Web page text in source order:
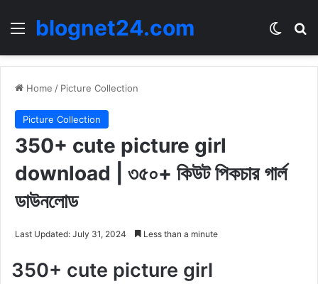
Menublognet24.com
Home / Picture Collection
Picture Collection
350+ cute picture girl
download | ৩৫০+ কিউট পিকচার গার্ল
ডাউনলোড
Last Updated: July 31, 2024 Less than a minute
350+ cute picture girl